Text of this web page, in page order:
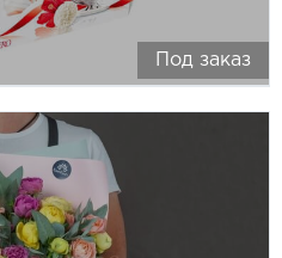
Под заказ